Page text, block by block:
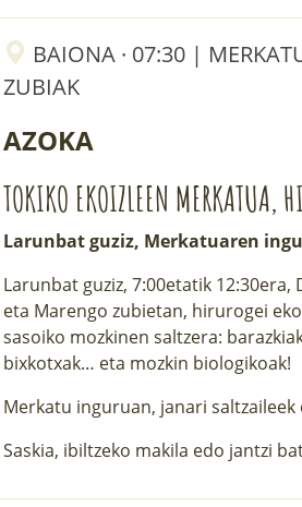
BAIONA · 07:30 |
ZUBIAK
AZOKA
TOKIKO EKOIZLEEN MERKATUA,
Larunbat guziz, Merkatuaren
Larunbat guziz, 7:00etatik
eta Marengo zubietan, hirurogei
sasoiko mozkinen saltzera:
bixkotxak… eta mozkin biologikoak!
Merkatu inguruan, janari
Saskia, ibiltzeko makila edo jantzi